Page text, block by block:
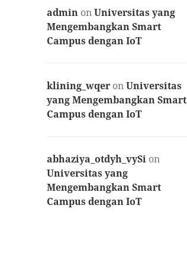
admin onUniversitas yang
Mengembangkan Smart
Campus dengan IoT
klining_wqer onUniversitas
yang Mengembangkan Smart
Campus dengan IoT
abhaziya_otdyh_vySi on
Universitas yang
Mengembangkan Smart
Campus dengan IoT